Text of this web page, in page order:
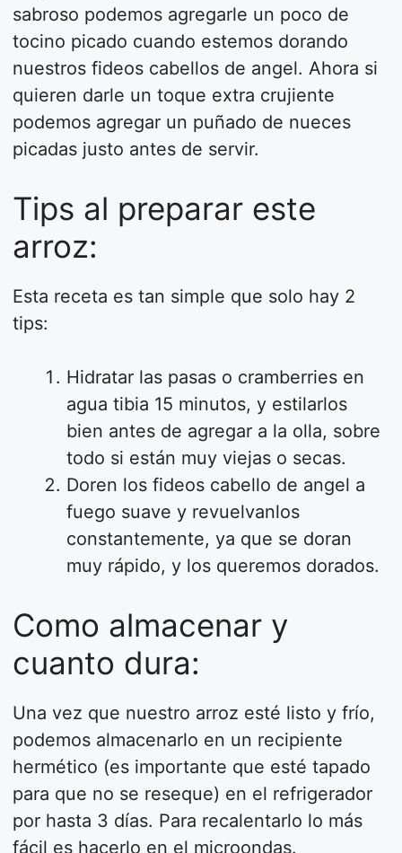
sabroso podemos agregarle un poco de
tocino picado cuando estemos dorando
nuestros fideos cabellos de angel. Ahora si
quieren darle un toque extra crujiente
podemos agregar un puñado de nueces
picadas justo antes de servir.
Tips al preparar este
arroz:
Esta receta es tan simple que solo hay 2
tips:
Hidratar las pasas o cramberries en
agua tibia 15 minutos, y estilarlos
bien antes de agregar a la olla, sobre
todo si están muy viejas o secas.
Doren los fideos cabello de angel a
fuego suave y revuelvanlos
constantemente, ya que se doran
muy rápido, y los queremos dorados.
Como almacenar y
cuanto dura:
Una vez que nuestro arroz esté listo y frío,
podemos almacenarlo en un recipiente
hermético (es importante que esté tapado
para que no se reseque) en el refrigerador
por hasta 3 días. Para recalentarlo lo más
fácil es hacerlo en el microondas.